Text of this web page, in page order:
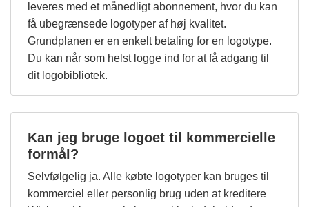
leveres med et månedligt abonnement, hvor du kan
få ubegrænsede logotyper af høj kvalitet.
Grundplanen er en enkelt betaling for en logotype.
Du kan når som helst logge ind for at få adgang til
dit logobibliotek.
Kan jeg bruge logoet til kommercielle
formål?
Selvfølgelig ja. Alle købte logotyper kan bruges til
kommerciel eller personlig brug uden at kreditere